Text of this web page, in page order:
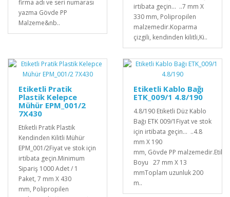
firma adı ve seri numarası
yazma Gövde PP
Malzeme&nb..
irtibata geçin... ..7 mm X
330 mm, Polipropilen
malzemedir. Koparma
çizgili, kendinden kilitli,Ki..
Etiketli Pratik
Plastik Kelepce
Mühür EPM_001/2
7X430
Etiketli Pratik Plastik
Kendinden Kilitli Mühür
EPM_001/2Fiyat ve stok için
irtibata geçin.Minimum
Sipariş 1000 Adet / 1
Paket, 7 mm X 430
mm, Polipropilen
Etiketli Kablo Bağı
ETK_009/1 4.8/190
4.8/190 Etiketli Düz Kablo
Bağı ETK 009/1Fiyat ve stok
için irtibata geçin... ..4.8
mm X 190
mm, Gövde PP malzemedir.Etiket
Boyu 27 mm X 13
mmToplam uzunluk 200
m..